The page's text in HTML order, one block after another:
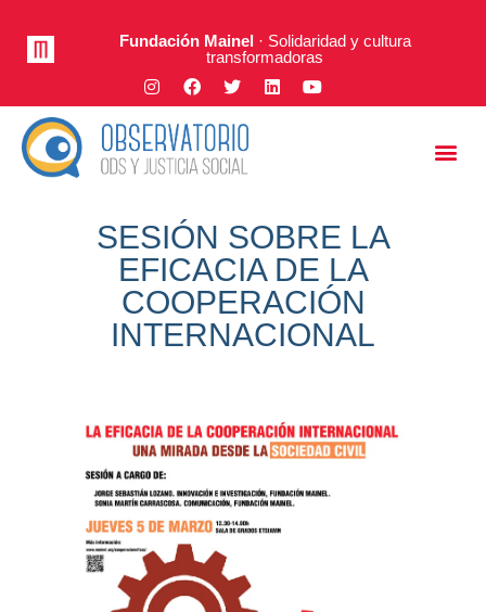
Fundación Mainel· Solidaridad y cultura
transformadoras
SESIÓN SOBRE LA
EFICACIA DE LA
COOPERACIÓN
INTERNACIONAL